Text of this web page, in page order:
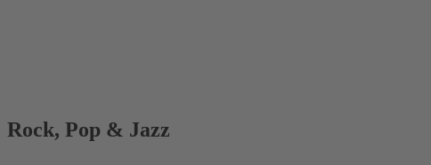
Rock, Pop & Jazz